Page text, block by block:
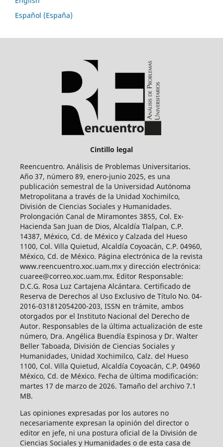
Español (España)
Cintillo legal
Reencuentro. Análisis de Problemas Universitarios.
Año 37, número 89, enero-junio 2025, es una
publicación semestral de la Universidad Autónoma
Metropolitana a través de la Unidad Xochimilco,
División de Ciencias Sociales y Humanidades.
Prolongación Canal de Miramontes 3855, Col. Ex-
Hacienda San Juan de Dios, Alcaldía Tlalpan, C.P.
14387, México, Cd. de México y Calzada del Hueso
1100, Col. Villa Quietud, Alcaldía Coyoacán, C.P. 04960,
México, Cd. de México. Página electrónica de la revista
www.reencuentro.xoc.uam.mx y dirección electrónica:
cuaree@correo.xoc.uam.mx. Editor Responsable:
D.C.G. Rosa Luz Cartajena Alcántara. Certificado de
Reserva de Derechos al Uso Exclusivo de Título No. 04-
2016-031812054200-203, ISSN en trámite, ambos
otorgados por el Instituto Nacional del Derecho de
Autor. Responsables de la última actualización de este
número, Dra. Angélica Buendía Espinosa y Dr. Walter
Beller Taboada, División de Ciencias Sociales y
Humanidades, Unidad Xochimilco, Calz. del Hueso
1100, Col. Villa Quietud, Alcaldía Coyoacán, C.P. 04960
México, Cd. de México. Fecha de última modificación:
martes 17 de marzo de 2026. Tamaño del archivo 7.1
MB.
Las opiniones expresadas por los autores no
necesariamente expresan la opinión del director o
editor en jefe, ni una postura oficial de la División de
Ciencias Sociales y Humanidades o de esta casa de